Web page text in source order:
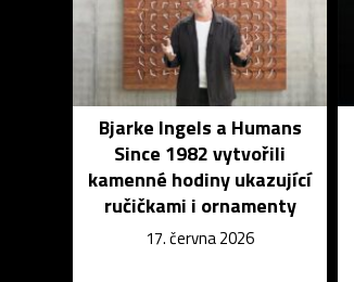
Bjarke Ingels a Humans
Since 1982 vytvořili
kamenné hodiny ukazující
ručičkami i ornamenty
17. června 2026